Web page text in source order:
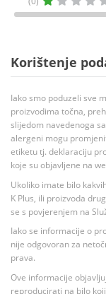
Korištenje
Iako smo poduzeli sve
proizvodima točna,
slijedom navedenoga
alergeni mogu
etiketu tj. deklaraciju
koje su objavljene na
Ukoliko imate bilo
K Plus, ili proizvoda
se s povjerenjem na
Iako se informacije o
nije odgovoran za
prava.
Ove informacije
reproducirati na bilo